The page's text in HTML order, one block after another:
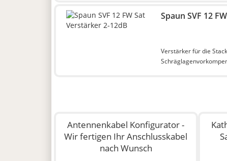
Spaun SVF 12
Verstärker für die
Antennenkabel Konfigurator -
Wir fertigen Ihr Anschlusskabel
nach Wunsch